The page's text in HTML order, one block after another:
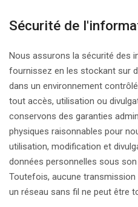
Sécurité de
Nous assurons la sécurité des
fournissez en les stockant sur
dans un environnement
tout accès, utilisation ou
conservons des garanties
physiques raisonnables pour
utilisation, modification et
données personnelles sous
Toutefois, aucune
un réseau sans fil ne peut être